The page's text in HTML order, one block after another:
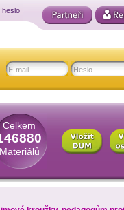
heslo
Celkem
Materiálů